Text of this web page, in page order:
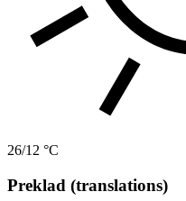
26/12 °C
Preklad (translations)